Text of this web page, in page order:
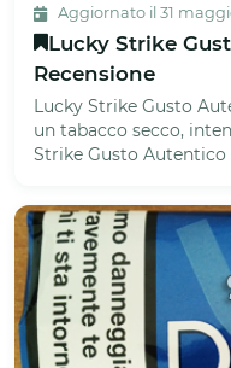
Aggiornato il 31
Lucky Strike
Recensione
Lucky Strike Gusto
un tabacco secco,
Strike Gusto Autentico